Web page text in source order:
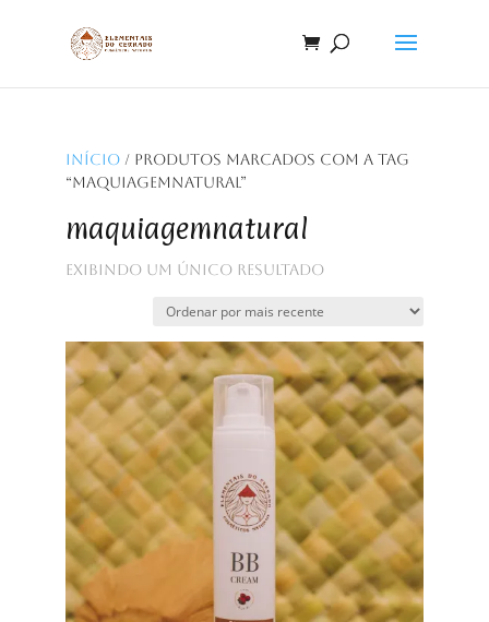
Início/ Produtos marcados com a tag
“maquiagemnatural”
maquiagemnatural
Exibindo um único resultado